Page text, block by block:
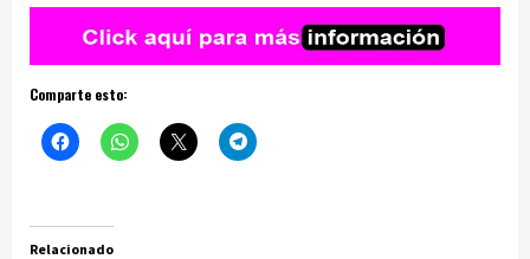
Comparte esto:
Relacionado